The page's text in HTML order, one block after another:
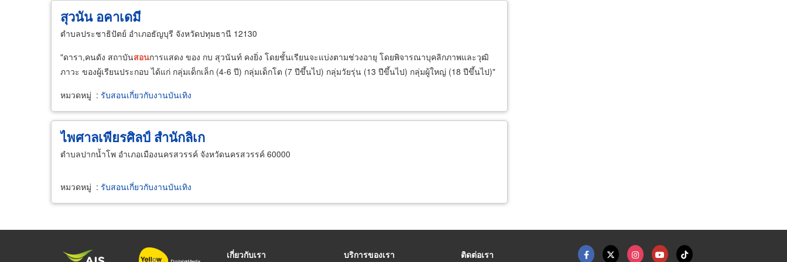
สุวนัน อคาเดมี
ตำบลประชาธิปัตย์ อำเภอธัญบุรี จังหวัดปทุมธานี 12130
"ดารา,คนดัง สถาบันสอนการแสดง ของ กบ สุวนันท์ คงยิ่ง โดยชั้นเรียนจะแบ่งตามช่วงอายุ โดยพิจารณาบุคลิกภาพและวุฒิ
ภาวะ ของผู้เรียนประกอบ ได้แก่ กลุ่มเด็กเล็ก (4-6 ปี) กลุ่มเด็กโต (7 ปีขึ้นไป) กลุ่มวัยรุ่น (13 ปีขึ้นไป) กลุ่มผู้ใหญ่ (18 ปีขึ้นไป)"
หมวดหมู่ : รับสอนเกี่ยวกับงานบันเทิง
ไพศาลเพียรศิลป์ สำนักลิเก
ตำบลปากน้ำโพ อำเภอเมืองนครสวรรค์ จังหวัดนครสวรรค์ 60000
หมวดหมู่ : รับสอนเกี่ยวกับงานบันเทิง
เกี่ยวกับเรา บริการของเรา ติดต่อเรา